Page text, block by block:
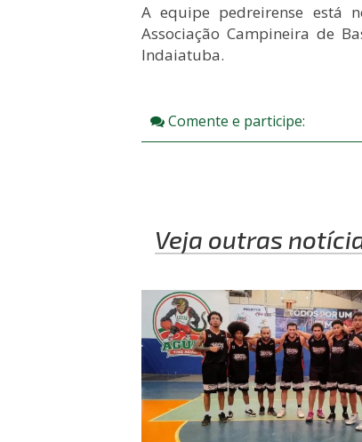
A equipe pedreirense está
Associação Campineira de
Indaiatuba.
Comente e participe:
Veja outras